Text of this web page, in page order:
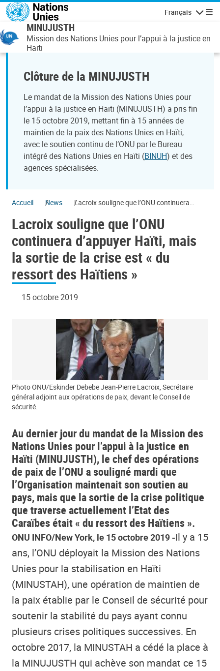
Aller au contenu principal
Français
MINUJUSTH
Mission des Nations Unies pour l’appui à la justice en
Haïti
Clôture de la MINUJUSTH
Le mandat de la Mission des Nations Unies pour
l’appui à la justice en Haïti (MINUJUSTH) a pris fin
le 15 octobre 2019, mettant fin à 15 années de
maintien de la paix des Nations Unies en Haïti,
avec le soutien continu de l’ONU par le Bureau
intégré des Nations Unies en Haïti (BINUH) et des
agences spécialisées.
Accueil News
Lacroix souligne que l’ONU continuera
« du ressort des Haïtiens »
Lacroix souligne que l’ONU
continuera d’appuyer Haïti, mais
la sortie de la crise est « du
ressort des Haïtiens »
15 octobre 2019
Photo ONU/Eskinder Debebe Jean-Pierre Lacroix, Secrétaire
général adjoint aux opérations de paix, devant le Conseil de
sécurité.
Au dernier jour du mandat de la Mission des
Nations Unies pour l’appui à la justice en
Haïti (MINUJUSTH), le chef des opérations
de paix de l’ONU a souligné mardi que
l’Organisation maintenait son soutien au
pays, mais que la sortie de la crise politique
que traverse actuellement l’Etat des
Caraïbes était « du ressort des Haïtiens ».
ONU INFO/New York, le 15 octobre 2019 -Il y a 15
ans, l’ONU déployait la Mission des Nations
Unies pour la stabilisation en Haïti
(MINUSTAH), une opération de maintien de
la paix établie par le Conseil de sécurité pour
soutenir la stabilité du pays ayant connu
plusieurs crises politiques successives. En
octobre 2017, la MINUSTAH a cédé la place à
la MINUJUSTH qui achève son mandat ce 15